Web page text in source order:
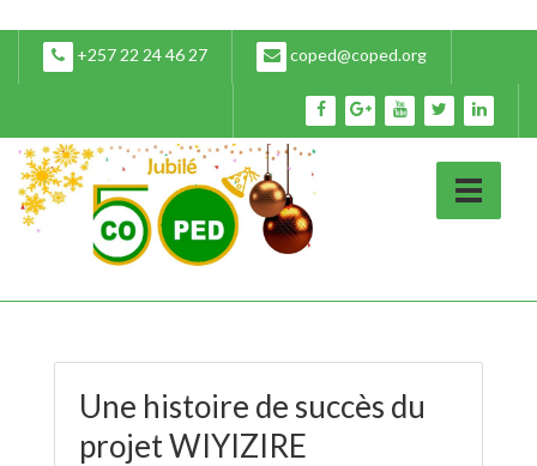
+257 22 24 46 27 coped@coped.org
Une histoire de succès du
projet WIYIZIRE